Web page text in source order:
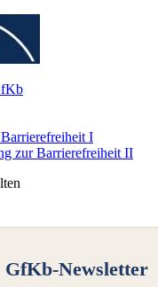
I
zur Barrierefreiheit II
GfKb-Newsletter